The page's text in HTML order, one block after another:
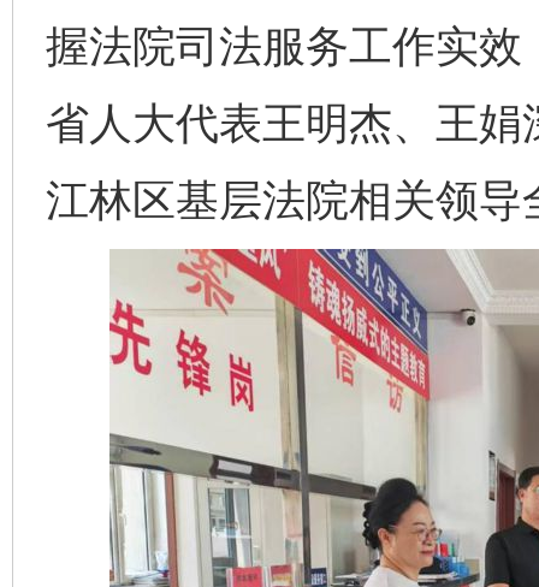
握法院司法服务工作实
省人大代表王明杰、王
江林区基层法院相关领导